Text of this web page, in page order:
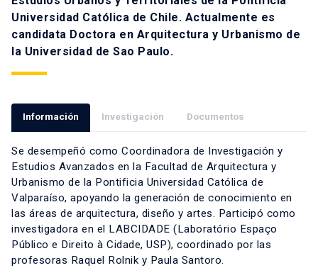
Universidad Católica de Chile. Actualmente es
candidata Doctora en Arquitectura y Urbanismo de
la Universidad de Sao Paulo.
Información Investigación Documentos
Se desempeñó como Coordinadora de Investigación y
Estudios Avanzados en la Facultad de Arquitectura y
Urbanismo de la Pontificia Universidad Católica de
Valparaíso, apoyando la generación de conocimiento en
las áreas de arquitectura, diseño y artes. Participó como
investigadora en el LABCIDADE (Laboratório Espaço
Público e Direito à Cidade, USP), coordinado por las
profesoras Raquel Rolnik y Paula Santoro.